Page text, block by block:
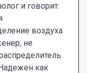
и говорит:
воздуха
не
как